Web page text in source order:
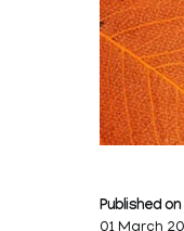
Published on